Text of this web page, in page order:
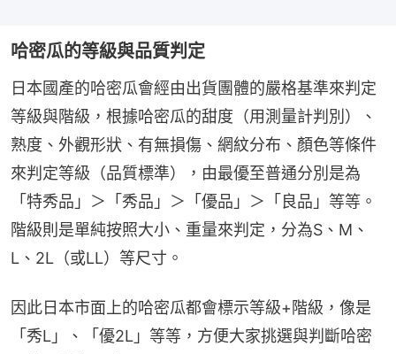
哈密瓜的等級與品質判定
日本國產的哈密瓜會經由出貨團體的嚴格基準來判定
等級與階級，根據哈密瓜的甜度（用測量計判別）、
熟度、外觀形狀、有無損傷、網紋分布、顏色等條件
來判定等級（品質標準），由最優至普通分別是為
「特秀品」＞「秀品」＞「優品」＞「良品」等等。
階級則是單純按照大小、重量來判定，分為S、M、
L、2L（或LL）等尺寸。
因此日本市面上的哈密瓜都會標示等級+階級，像是
「秀L」、「優2L」等等，方便大家挑選與判斷哈密